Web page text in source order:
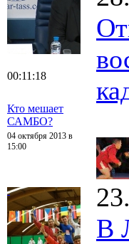
00:11:18
Кто мешает
САМБО?
04 октября 2013 в
15:00
В